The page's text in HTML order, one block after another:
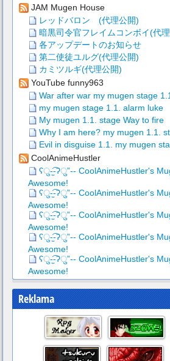
JAM Mugen House
レッドバロン (代理公開)
暗黒司令官フレイムコンボイ(代
各アップデートのお知らせ
第二使徒ユルグ(代理公開)
カミツルギ(代理公開)
YouTube funny963
War after war my mugen stage
my mugen stage 1.1. alarm luke
My mugen 1.1. stage Way to fire
Why I am here? my mugen 1.1.
Evil in disguise 1.1. my mugen
CoolAnimeHustler
ʕु-̫͡-ʔु”-- CoolAnimeHustler's
Awesome!
ʕु-̫͡-ʔु”-- CoolAnimeHustler's
Awesome!
ʕु-̫͡-ʔु”-- CoolAnimeHustler's
Awesome!
ʕु-̫͡-ʔु”-- CoolAnimeHustler's
Awesome!
ʕु-̫͡-ʔु”-- CoolAnimeHustler's
Awesome!
Reklama